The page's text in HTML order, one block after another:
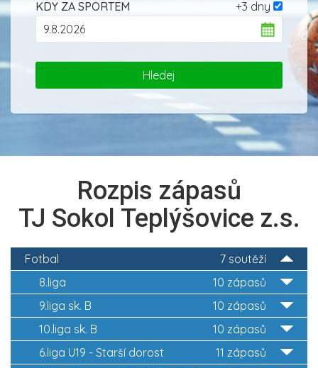
+3 dny
KDY ZA SPORTEM
Rozpis zápasů
TJ Sokol Teplýšovice z.s.
7 soutěží
Fotbal
10 zápasů
8.liga
10 zápasů
9.liga sk. B
10 zápasů
10.liga sk. B
11 zápasů
6.liga U19 - Starší dorost